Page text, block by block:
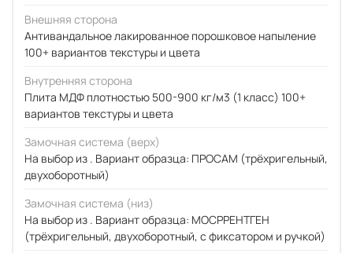
Внешняя сторона
Антивандальное лакированное порошковое напыление
100+ вариантов текстуры и цвета
Внутренняя сторона
Плита МДФ плотностью 500-900 кг/м3 (1 класс) 100+
вариантов текстуры и цвета
Замочная система (верх)
На выбор из . Вариант образца: ПРОСАМ (трёхригельный,
двухоборотный)
Замочная система (низ)
На выбор из . Вариант образца: МОСРРЕНТГЕН
(трёхригельный, двухоборотный, с фиксатором и ручкой)